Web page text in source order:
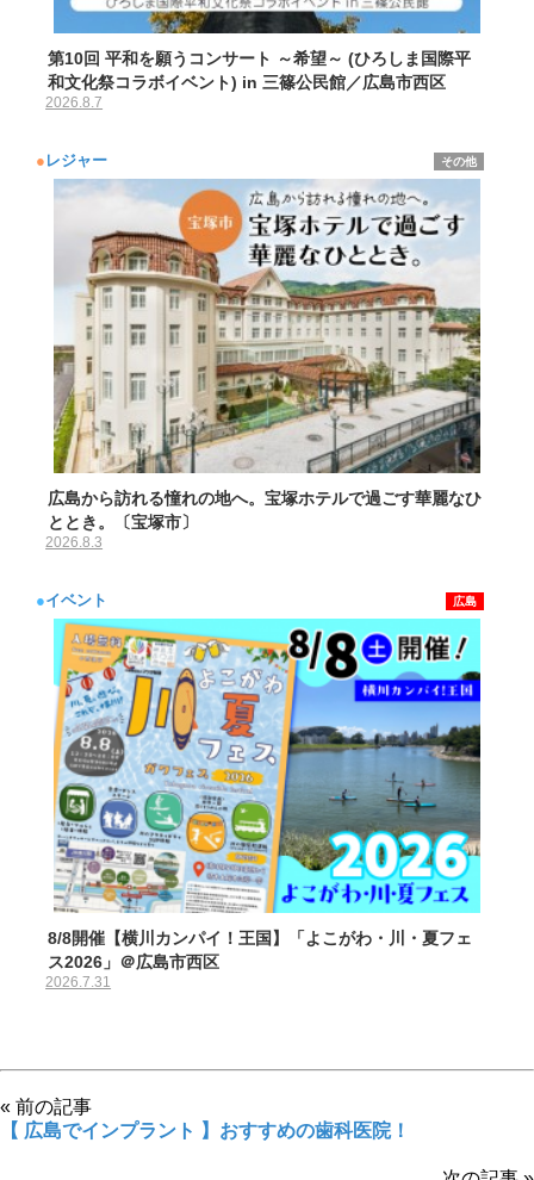
第10回 平和を願うコンサート ～希望～ (ひろしま国際平
和文化祭コラボイベント) in 三篠公民館／広島市西区
2026.8.7
● レジャー その他
広島から訪れる憧れの地へ。宝塚ホテルで過ごす華麗なひ
ととき。〔宝塚市〕
2026.8.3
●イベント 広島
8/8開催【横川カンパイ！王国】「よこがわ・川・夏フェ
ス2026」＠広島市西区
2026.7.31
« 前の記事
【 広島でインプラント 】おすすめの歯科医院！